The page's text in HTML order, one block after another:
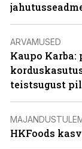
ARVAMUSED
Kaupo
teistsugust
HKFoods